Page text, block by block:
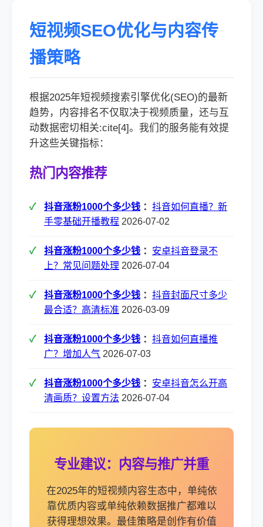
短视频SEO优化与内容传
播策略
根据2025年短视频搜索引擎优化(SEO)的最新
趋势，内容排名不仅取决于视频质量，还与互
动数据密切相关:cite[4]。我们的服务能有效提
升这些关键指标：
热门内容推荐
抖音涨粉1000个多少钱 ： 抖音如何直播？新
手零基础开播教程 2026-07-02
抖音涨粉1000个多少钱 ： 安卓抖音登录不
上？常见问题处理 2026-07-04
抖音涨粉1000个多少钱 ： 抖音封面尺寸多少
最合适？高清标准 2026-03-09
抖音涨粉1000个多少钱 ： 抖音如何直播推
广？增加人气 2026-07-03
抖音涨粉1000个多少钱 ： 安卓抖音怎么开高
清画质？设置方法 2026-07-04
专业建议：内容与推广并重
在2025年的短视频内容生态中，单纯依
靠优质内容或单纯依赖数据推广都难以
获得理想效果。最佳策略是创作有价值